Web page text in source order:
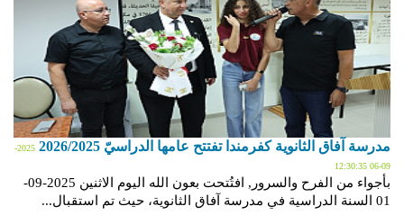
مدرسة آفاق الثانوية كفرمندا تفتتح عامها الدراسيّ 2026/2025
2025-
09-06 12:30:35
بأجواء من الفرح والسرور, افتُتحت بعون الله اليوم الاثنين 2025-09-
01 السنة الدراسية في مدرسة آفاق الثانوية، حيث تم استقبال...